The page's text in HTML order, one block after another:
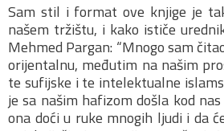
Sam stil i format ove knjige je
našem tržištu, i kako ističe
Mehmed Pargan: “Mnogo sam
orijentalnu, međutim na našim
te sufijske i te intelektualne
je sa našim hafizom došla kod
ona doći u ruke mnogih ljudi i da